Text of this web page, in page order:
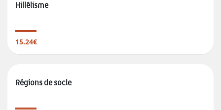
Hillélisme
15.24€
Régions de socle